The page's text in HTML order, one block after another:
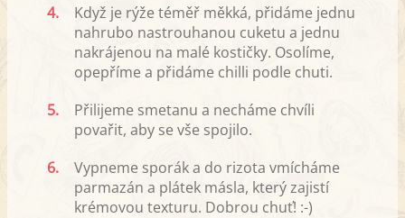
4.
Když je rýže téměř měkká, přidáme jednu
nahrubo nastrouhanou cuketu a jednu
nakrájenou na malé kostičky. Osolíme,
opepříme a přidáme chilli podle chuti.
5.
Přilijeme smetanu a necháme chvíli
povařit, aby se vše spojilo.
6.
Vypneme sporák a do rizota vmícháme
parmazán a plátek másla, který zajistí
krémovou texturu. Dobrou chuť! :-)